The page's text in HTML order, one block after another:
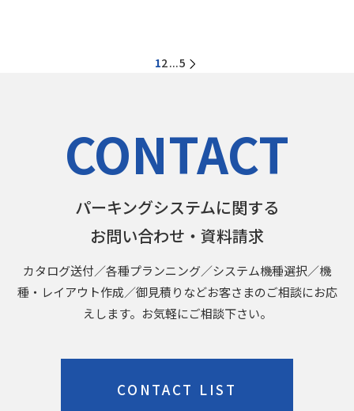
12...5
CONTACT
パーキングシステムに関する
お問い合わせ・資料請求
カタログ送付／各種プランニング／システム機種選択／機
種・レイアウト作成／御見積りなどお客さまのご相談にお応
えします。お気軽にご相談下さい。
CONTACT LIST